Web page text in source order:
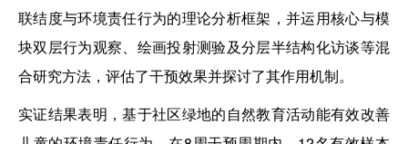
联结度与环境责任行为的理论分析框架，并运用核心与模
块双层行为观察、绘画投射测验及分层半结构化访谈等混
合研究方法，评估了干预效果并探讨了其作用机制。
实证结果表明，基于社区绿地的自然教育活动能有效改善